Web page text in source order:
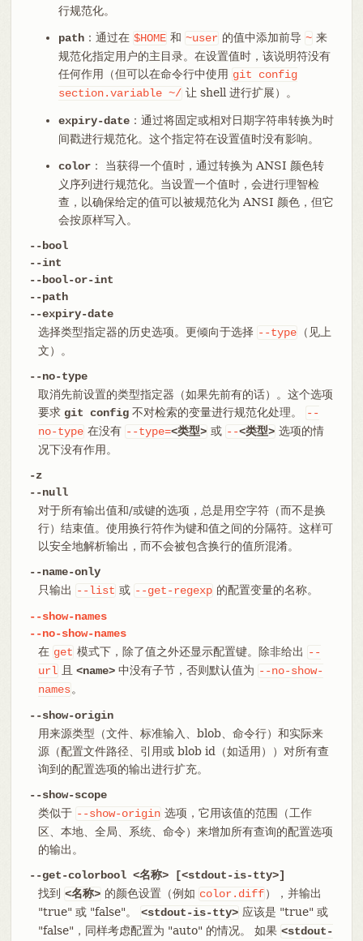
行规范化。
path：通过在 $HOME 和 ~user 的值中添加前导 ~ 来
规范化指定用户的主目录。在设置值时，该说明符没有
任何作用（但可以在命令行中使用 git
config
section.variable ~/ 让 shell 进行扩展）。
expiry-date：通过将固定或相对日期字符串转换为时
间戳进行规范化。这个指定符在设置值时没有影响。
color： 当获得一个值时，通过转换为 ANSI 颜色转
义序列进行规范化。当设置一个值时，会进行理智检
查，以确保给定的值可以被规范化为 ANSI 颜色，但它
会按原样写入。
--bool
--int
--bool-or-int
--path
--expiry-date
选择类型指定器的历史选项。更倾向于选择 --type （见上
文）。
--no-type
取消先前设置的类型指定器（如果先前有的话）。这个选项
要求 git config不对检索的变量进行规范化处理。
--
no-type 在没有 --type=<类型> 或 --<类型> 选项的情
况下没有作用。
-z
--null
对于所有输出值和/或键的选项，总是用空字符（而不是换
行）结束值。使用换行符作为键和值之间的分隔符。这样可
以安全地解析输出，而不会被包含换行的值所混淆。
--name-only
只输出 --list 或 --get-regexp 的配置变量的名称。
--show-names
--no-show-names
在 get 模式下，除了值之外还显示配置键。除非给出 --
url 且 <name>中没有子节，否则默认值为 --no-show-
names 。
--show-origin
用来源类型（文件、标准输入、blob、命令行）和实际来
源（配置文件路径、引用或 blob id（如适用））对所有查
询到的配置选项的输出进行扩充。
--show-scope
类似于 --show-origin 选项，它用该值的范围（工作
区、本地、全局、系统、命令）来增加所有查询的配置选项
的输出。
--get-colorbool <名称> [<stdout-is-tty>]
找到 <名称> 的颜色设置（例如 color.diff ），并输出
"true" 或 "false"。 <stdout-is-tty> 应该是 "true" 或
"false"，同样考虑配置为 "auto" 的情况。 如果 <stdout-